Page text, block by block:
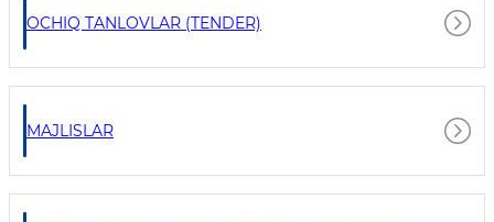
OCHIQ TANLOVLAR (TENDER)
MAJLISLAR